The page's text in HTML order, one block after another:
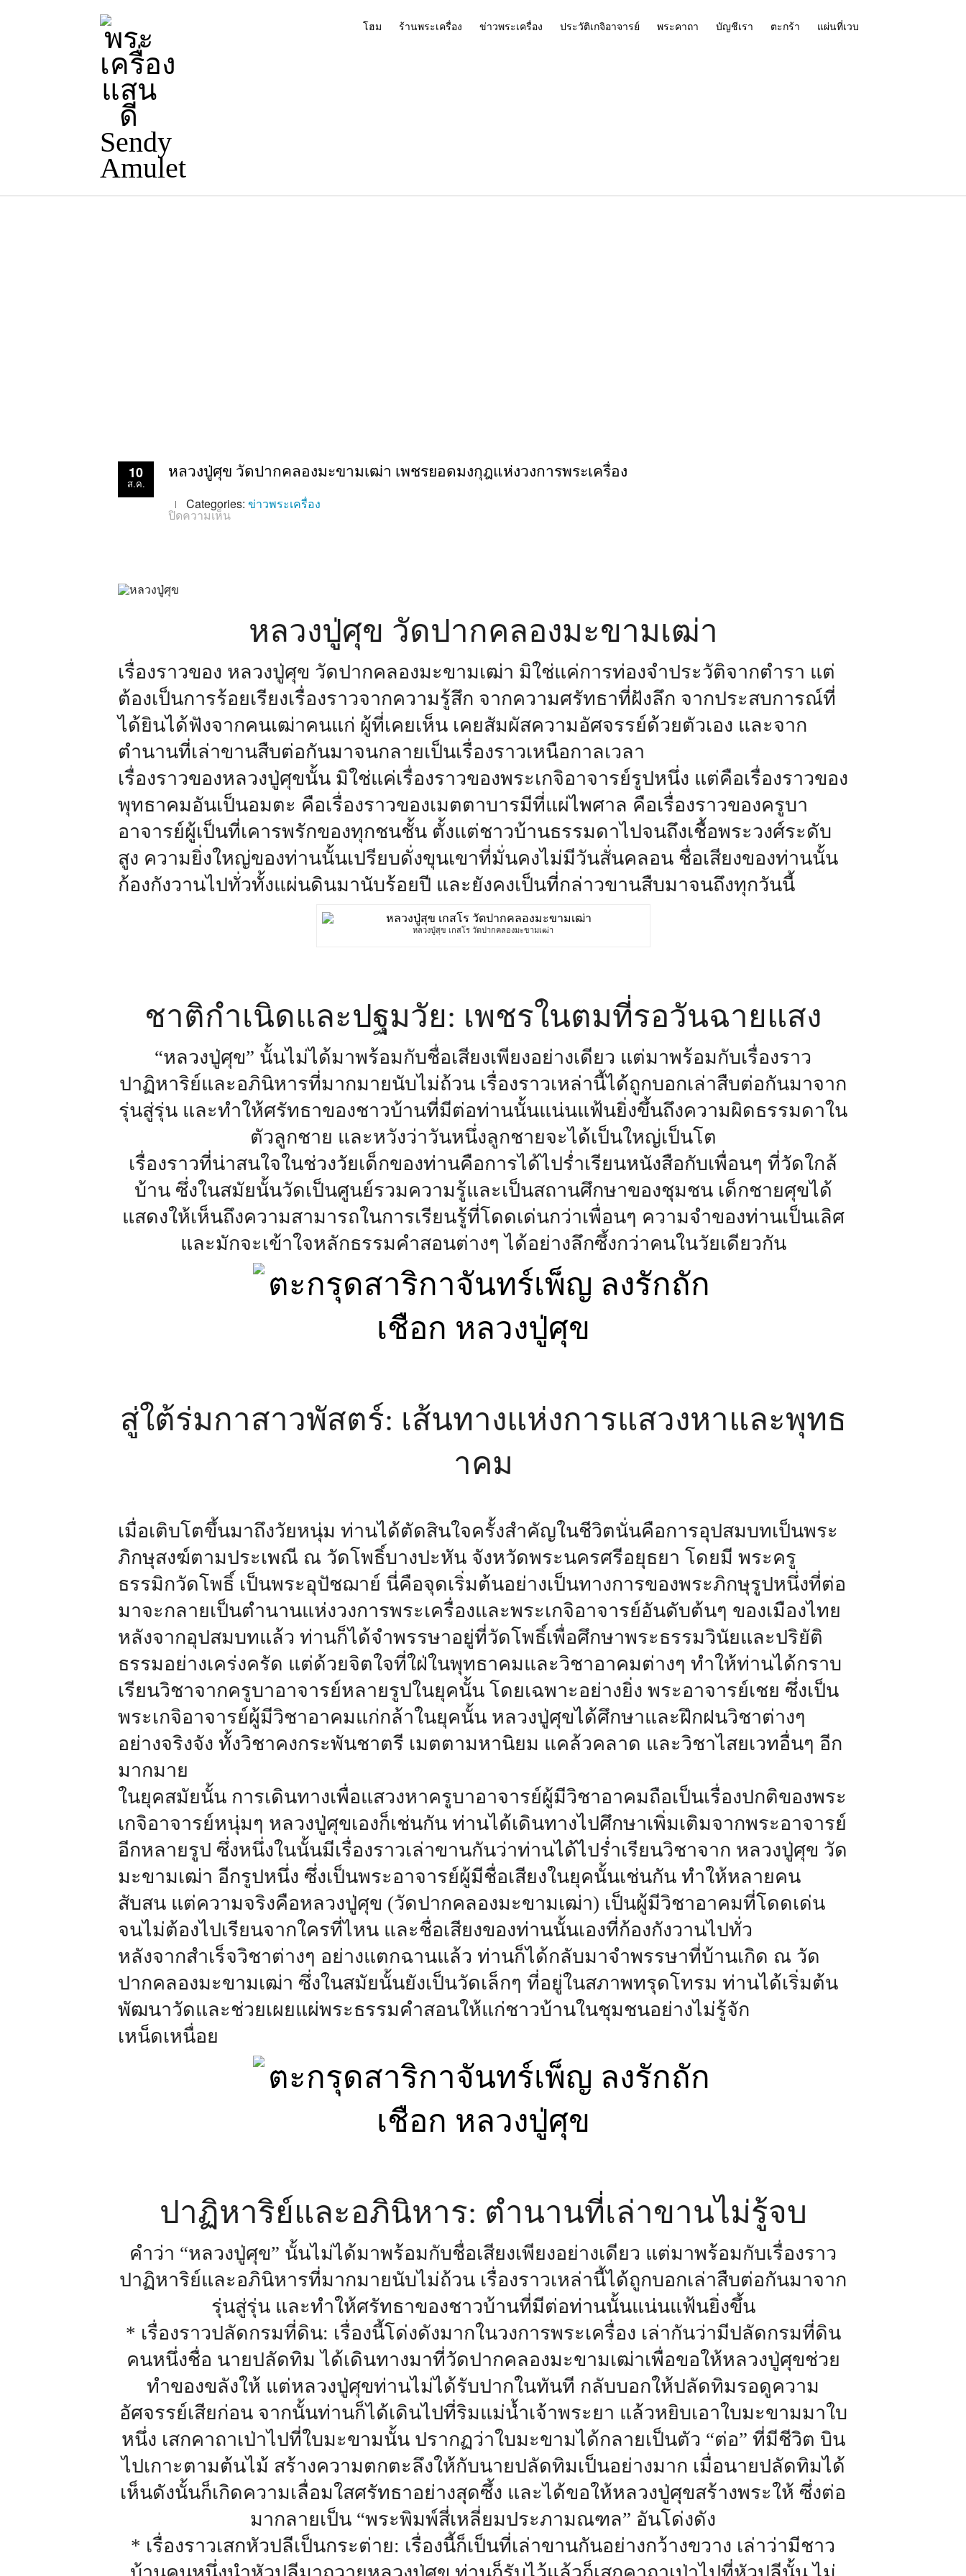
โฮม ร้านพระเครื่อง ข่าวพระเครื่อง ประวัติเกจิอาจารย์ พระคาถา บัญชีเรา ตะกร้า แผ่นที่เวบ
10
ส.ค.
หลวงปู่ศุข วัดปากคลองมะขามเฒ่า เพชรยอดมงกุฎแห่งวงการพระเครื่อง
Categories: ข่าวพระเครื่อง
ปิดความเห็นบน
เพชร
แห่ง
วงการ
เครื่อง
หลวงปู่ศุข วัดปากคลองมะขามเฒ่า
เรื่องราวของ หลวงปู่ศุข วัดปากคลองมะขามเฒ่า มิใช่แค่การท่องจำประวัติจากตำรา แต่
ต้องเป็นการร้อยเรียงเรื่องราวจากความรู้สึก จากความศรัทธาที่ฝังลึก จากประสบการณ์ที่
ได้ยินได้ฟังจากคนเฒ่าคนแก่ ผู้ที่เคยเห็น เคยสัมผัสความอัศจรรย์ด้วยตัวเอง และจาก
ตำนานที่เล่าขานสืบต่อกันมาจนกลายเป็นเรื่องราวเหนือกาลเวลา
เรื่องราวของหลวงปู่ศุขนั้น มิใช่แค่เรื่องราวของพระเกจิอาจารย์รูปหนึ่ง แต่คือเรื่องราวของ
พุทธาคมอันเป็นอมตะ คือเรื่องราวของเมตตาบารมีที่แผ่ไพศาล คือเรื่องราวของครูบา
อาจารย์ผู้เป็นที่เคารพรักของทุกชนชั้น ตั้งแต่ชาวบ้านธรรมดาไปจนถึงเชื้อพระวงศ์ระดับ
สูง ความยิ่งใหญ่ของท่านนั้นเปรียบดั่งขุนเขาที่มั่นคงไม่มีวันสั่นคลอน ชื่อเสียงของท่านนั้น
ก้องกังวานไปทั่วทั้งแผ่นดินมานับร้อยปี และยังคงเป็นที่กล่าวขานสืบมาจนถึงทุกวันนี้
หลวงปู่สุข เกสโร วัดปากคลองมะขามเฒ่า
ชาติกำเนิดและปฐมวัย: เพชรในตมที่รอวันฉายแสง
“หลวงปู่ศุข” นั้นไม่ได้มาพร้อมกับชื่อเสียงเพียงอย่างเดียว แต่มาพร้อมกับเรื่องราว
ปาฏิหาริย์และอภินิหารที่มากมายนับไม่ถ้วน เรื่องราวเหล่านี้ได้ถูกบอกเล่าสืบต่อกันมาจาก
รุ่นสู่รุ่น และทำให้ศรัทธาของชาวบ้านที่มีต่อท่านนั้นแน่นแฟ้นยิ่งขึ้นถึงความผิดธรรมดาใน
ตัวลูกชาย และหวังว่าวันหนึ่งลูกชายจะได้เป็นใหญ่เป็นโต
เรื่องราวที่น่าสนใจในช่วงวัยเด็กของท่านคือการได้ไปร่ำเรียนหนังสือกับเพื่อนๆ ที่วัดใกล้
บ้าน ซึ่งในสมัยนั้นวัดเป็นศูนย์รวมความรู้และเป็นสถานศึกษาของชุมชน เด็กชายศุขได้
แสดงให้เห็นถึงความสามารถในการเรียนรู้ที่โดดเด่นกว่าเพื่อนๆ ความจำของท่านเป็นเลิศ
และมักจะเข้าใจหลักธรรมคำสอนต่างๆ ได้อย่างลึกซึ้งกว่าคนในวัยเดียวกัน
สู่ใต้ร่มกาสาวพัสตร์: เส้นทางแห่งการแสวงหาและพุทธ
าคม
เมื่อเติบโตขึ้นมาถึงวัยหนุ่ม ท่านได้ตัดสินใจครั้งสำคัญในชีวิตนั่นคือการอุปสมบทเป็นพระ
ภิกษุสงฆ์ตามประเพณี ณ วัดโพธิ์บางปะหัน จังหวัดพระนครศรีอยุธยา โดยมี พระครู
ธรรมิกวัดโพธิ์ เป็นพระอุปัชฌาย์ นี่คือจุดเริ่มต้นอย่างเป็นทางการของพระภิกษุรูปหนึ่งที่ต่อ
มาจะกลายเป็นตำนานแห่งวงการพระเครื่องและพระเกจิอาจารย์อันดับต้นๆ ของเมืองไทย
หลังจากอุปสมบทแล้ว ท่านก็ได้จำพรรษาอยู่ที่วัดโพธิ์เพื่อศึกษาพระธรรมวินัยและปริยัติ
ธรรมอย่างเคร่งครัด แต่ด้วยจิตใจที่ใฝ่ในพุทธาคมและวิชาอาคมต่างๆ ทำให้ท่านได้กราบ
เรียนวิชาจากครูบาอาจารย์หลายรูปในยุคนั้น โดยเฉพาะอย่างยิ่ง พระอาจารย์เชย ซึ่งเป็น
พระเกจิอาจารย์ผู้มีวิชาอาคมแก่กล้าในยุคนั้น หลวงปู่ศุขได้ศึกษาและฝึกฝนวิชาต่างๆ
อย่างจริงจัง ทั้งวิชาคงกระพันชาตรี เมตตามหานิยม แคล้วคลาด และวิชาไสยเวทอื่นๆ อีก
มากมาย
ในยุคสมัยนั้น การเดินทางเพื่อแสวงหาครูบาอาจารย์ผู้มีวิชาอาคมถือเป็นเรื่องปกติของพระ
เกจิอาจารย์หนุ่มๆ หลวงปู่ศุขเองก็เช่นกัน ท่านได้เดินทางไปศึกษาเพิ่มเติมจากพระอาจารย์
อีกหลายรูป ซึ่งหนึ่งในนั้นมีเรื่องราวเล่าขานกันว่าท่านได้ไปร่ำเรียนวิชาจาก หลวงปู่ศุข วัด
มะขามเฒ่า อีกรูปหนึ่ง ซึ่งเป็นพระอาจารย์ผู้มีชื่อเสียงในยุคนั้นเช่นกัน ทำให้หลายคน
สับสน แต่ความจริงคือหลวงปู่ศุข (วัดปากคลองมะขามเฒ่า) เป็นผู้มีวิชาอาคมที่โดดเด่น
จนไม่ต้องไปเรียนจากใครที่ไหน และชื่อเสียงของท่านนั้นเองที่ก้องกังวานไปทั่ว
หลังจากสำเร็จวิชาต่างๆ อย่างแตกฉานแล้ว ท่านก็ได้กลับมาจำพรรษาที่บ้านเกิด ณ วัด
ปากคลองมะขามเฒ่า ซึ่งในสมัยนั้นยังเป็นวัดเล็กๆ ที่อยู่ในสภาพทรุดโทรม ท่านได้เริ่มต้น
พัฒนาวัดและช่วยเผยแผ่พระธรรมคำสอนให้แก่ชาวบ้านในชุมชนอย่างไม่รู้จัก
เหน็ดเหนื่อย
ปาฏิหาริย์และอภินิหาร: ตำนานที่เล่าขานไม่รู้จบ
คำว่า “หลวงปู่ศุข” นั้นไม่ได้มาพร้อมกับชื่อเสียงเพียงอย่างเดียว แต่มาพร้อมกับเรื่องราว
ปาฏิหาริย์และอภินิหารที่มากมายนับไม่ถ้วน เรื่องราวเหล่านี้ได้ถูกบอกเล่าสืบต่อกันมาจาก
รุ่นสู่รุ่น และทำให้ศรัทธาของชาวบ้านที่มีต่อท่านนั้นแน่นแฟ้นยิ่งขึ้น
* เรื่องราวปลัดกรมที่ดิน: เรื่องนี้โด่งดังมากในวงการพระเครื่อง เล่ากันว่ามีปลัดกรมที่ดิน
คนหนึ่งชื่อ นายปลัดทิม ได้เดินทางมาที่วัดปากคลองมะขามเฒ่าเพื่อขอให้หลวงปู่ศุขช่วย
ทำของขลังให้ แต่หลวงปู่ศุขท่านไม่ได้รับปากในทันที กลับบอกให้ปลัดทิมรอดูความ
อัศจรรย์เสียก่อน จากนั้นท่านก็ได้เดินไปที่ริมแม่น้ำเจ้าพระยา แล้วหยิบเอาใบมะขามมาใบ
หนึ่ง เสกคาถาเป่าไปที่ใบมะขามนั้น ปรากฏว่าใบมะขามได้กลายเป็นตัว “ต่อ” ที่มีชีวิต บิน
ไปเกาะตามต้นไม้ สร้างความตกตะลึงให้กับนายปลัดทิมเป็นอย่างมาก เมื่อนายปลัดทิมได้
เห็นดังนั้นก็เกิดความเลื่อมใสศรัทธาอย่างสุดซึ้ง และได้ขอให้หลวงปู่ศุขสร้างพระให้ ซึ่งต่อ
มากลายเป็น “พระพิมพ์สี่เหลี่ยมประภามณฑล” อันโด่งดัง
* เรื่องราวเสกหัวปลีเป็นกระต่าย: เรื่องนี้ก็เป็นที่เล่าขานกันอย่างกว้างขวาง เล่าว่ามีชาว